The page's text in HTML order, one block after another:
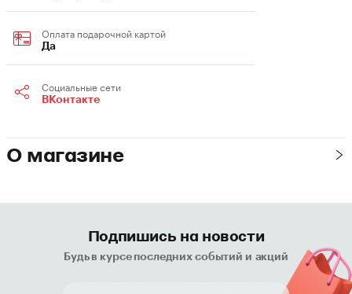
Оплата подарочной картой
Да
Социальные сети
ВКонтакте
О магазине
Подпишись на новости
Будь в курсе последних событий и акций